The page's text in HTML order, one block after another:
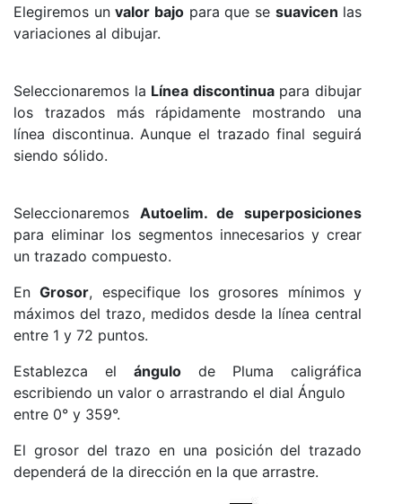
Elegiremos unvalor bajopara que sesuavicen las
variaciones al dibujar.
Seleccionaremos la Línea discontinuapara dibujar
los trazados más rápidamente mostrando una
línea discontinua. Aunque el trazado final seguirá
siendo sólido.
Seleccionaremos Autoelim. de superposiciones
para eliminar los segmentos innecesarios y crear
un trazado compuesto.
EnGrosor, especifique los grosores mínimos y
máximos del trazo, medidos desde la línea central
entre 1 y 72 puntos.
Establezca el ángulo de Pluma caligráfica
escribiendo un valor o arrastrando el dial Ángulo
entre 0° y 359°.
El grosor del trazo en una posición del trazado
dependerá de la dirección en la que arrastre.